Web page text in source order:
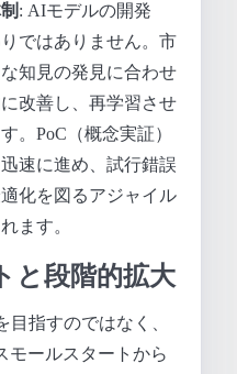
: AIモデルの開発
ではありません。市
知見の発見に合わせ
改善し、再学習させ
。PoC（概念実証）
速に進め、試行錯誤
化を図るアジャイル
ます。
と段階的拡大
指すのではなく、
モールスタートから